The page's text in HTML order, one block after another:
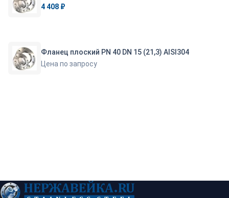
4 408 ₽
Фланец плоский PN 40 DN 15 (21,3) AISI304
Цена по запросу